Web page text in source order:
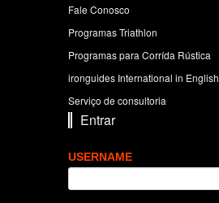
Fale Conosco
Programas Triathlon
Programas para Corrída Rústica
ironguides International in English
Serviço de consultoria
Entrar
USERNAME